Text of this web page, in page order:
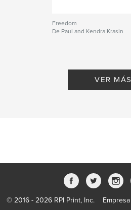
Freedom
De Paul and Kendra Krasin
VER MÁS
© 2016 - 2026 RPI Print, Inc. Empresa